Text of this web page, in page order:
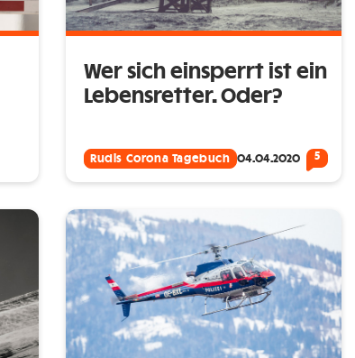
Wer sich einsperrt ist ein
Lebensretter. Oder?
Rudis Corona Tagebuch 04.04.2020 5